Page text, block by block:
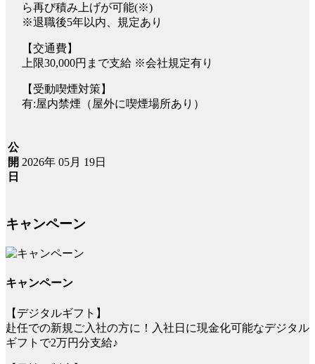
ら再び積み上げが可能(※)
※退職後5年以内、規定あり
【交通費】
上限30,000円まで支給 ※会社規定有り
【受動喫煙対策】
有:屋内禁煙（屋外に喫煙場所あり）
公
開
日
2026年 05月 19日
キャンペーン
キャンペーン
【デジタルギフト】
赴任での新規ご入社の方に！入社日に現金化可能なデジタル
ギフトで2万円分支給♪